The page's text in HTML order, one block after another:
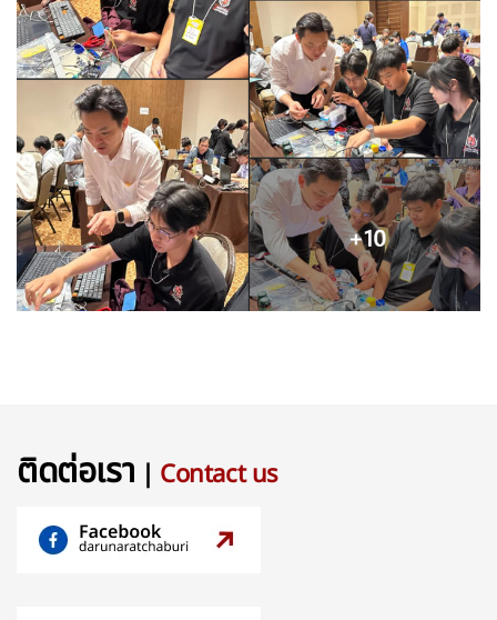
ติดต่อเรา | Contact us